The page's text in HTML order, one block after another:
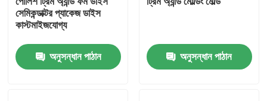
কারখানা পরিদর্শন
গুণমান নিয়ন্ত্রণ
সেমিকন্ডাক্টর প্যাকেজ ডাইস
কাস্টমাইজযোগ্য
অনুসন্ধান পাঠান অনুসন্ধান পাঠান